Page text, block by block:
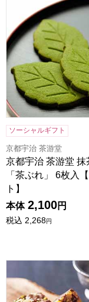
ソーシャルギフト
京都宇治 茶游堂
京都宇治 茶游堂 抹
「茶ぶれ」 6枚入
ト】
本体 2,100円
税込 2,268円
ホシフルーツ ナ